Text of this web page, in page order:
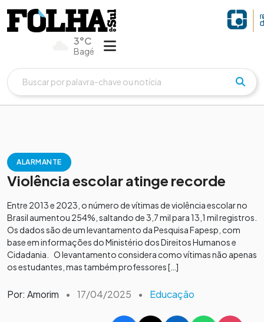
3°C
Bagé
ALARMANTE
Violência escolar atinge recorde
Entre 2013 e 2023, o número de vítimas de violência escolar no
Brasil aumentou 254%, saltando de 3,7 mil para 13,1 mil registros.
Os dados são de um levantamento da Pesquisa Fapesp, com
base em informações do Ministério dos Direitos Humanos e
Cidadania. O levantamento considera como vítimas não apenas
os estudantes, mas também professores […]
Por: Amorim • 17/04/2025 • Educação